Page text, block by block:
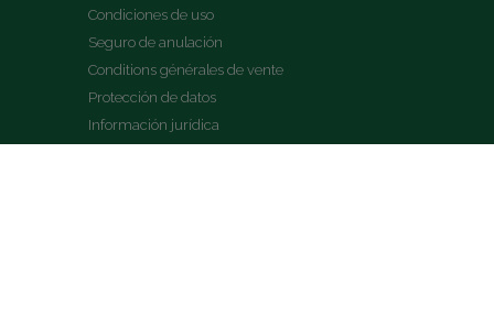
Condiciones de uso
Seguro de anulación
Conditions générales de vente
Protección de datos
Información jurídica